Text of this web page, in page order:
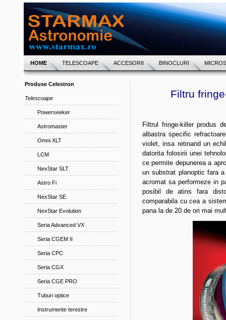
HOME TELESCOAPE ACCESORII BINOCLURI
Produse Celestron
Telescoape
Powerseeker
Astromaster
Omni XLT
LCM
NexStar SLT
Astro Fi
NexStar SE
NexStar Evolution
Seria Advanced VX
Seria CGEM II
Seria CPC
Seria CGX
Seria CGE PRO
Tuburi optice
Instrumente terestre
Filtru
Filtrul fringe-killer produs
albastra specific
violet, insa retinand un
datorita folosirii unei
ce permite depunerea a
un substrat planoptic fara
acromat sa performeze in
posibil de atins fara
comparabila cu cea a
pana la de 20 de ori mai